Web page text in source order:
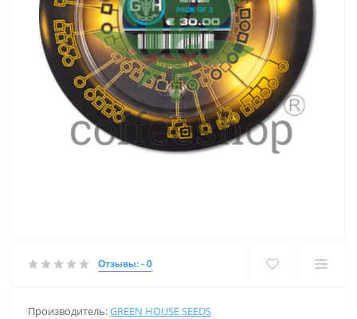
Отзывы: - 0
Производитель:GREEN HOUSE SEEDS